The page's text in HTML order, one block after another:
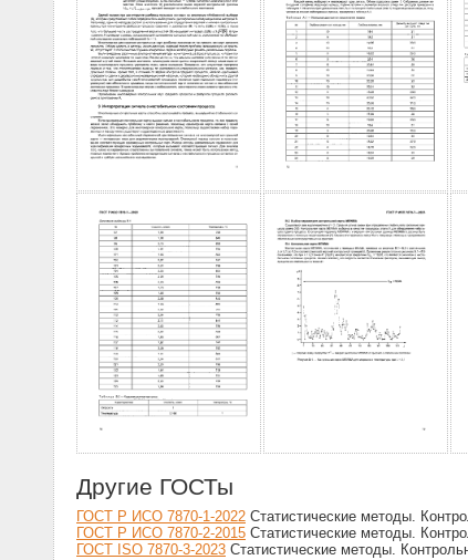
Другие ГОСТы
ГОСТ Р ИСО 7870-1-2022 Статистические методы.
ГОСТ Р ИСО 7870-2-2015 Статистические методы.
ГОСТ ISO 7870-3-2023 Статистические методы.